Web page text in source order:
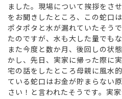
ました。現場について挨拶をさ
をお聞きしたところ、この蛇口
ポタポタと水が漏れていたそう
たのですが、水も大した量でも
また今度と数か月、後回しの状
かし、先日、実家に帰った際に
宅の話をしたところ母親に風水
ている蛇口はお金が貯まらない
さい！と言われたそうです。実